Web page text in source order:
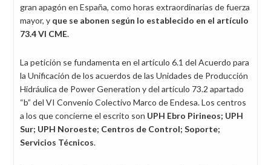
gran apagón en España, como horas extraordinarias de fuerza
mayor, y que se abonen según lo establecido en el artículo
73.4 VI CME.
La petición se fundamenta en el artículo 6.1 del Acuerdo para
la Unificación de los acuerdos de las Unidades de Producción
Hidráulica de Power Generation y del artículo 73.2 apartado
“b” del VI Convenio Colectivo Marco de Endesa. Los centros
a los que concierne el escrito son UPH Ebro Pirineos; UPH
Sur; UPH Noroeste; Centros de Control; Soporte;
Servicios Técnicos.